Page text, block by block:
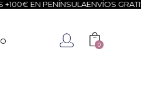
EN PENÍNSULAENVÍOS GRATIS
0